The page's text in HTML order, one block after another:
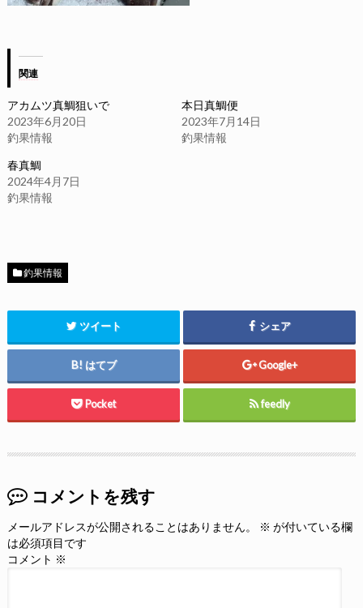
関連
アカムツ真鯛狙いで
2023年6月20日
釣果情報
本日真鯛便
2023年7月14日
釣果情報
春真鯛
2024年4月7日
釣果情報
釣果情報
ツイート シェア
はてブ Google+
Pocket feedly
コメントを残す
メールアドレスが公開されることはありません。 ※ が付いている欄
は必須項目です
コメント ※